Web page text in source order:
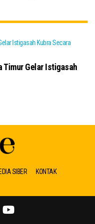
Timur Gelar Istigasah
SIBER KONTAK